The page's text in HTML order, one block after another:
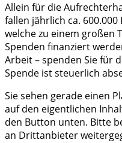
Allein für die
fallen jährlich ca.
welche zu einem großen
Spenden finanziert
Arbeit – spenden Sie für
Spende ist steuerlich
Sie sehen gerade einen
auf den eigentlichen
den Button unten. Bitte
an Drittanbieter